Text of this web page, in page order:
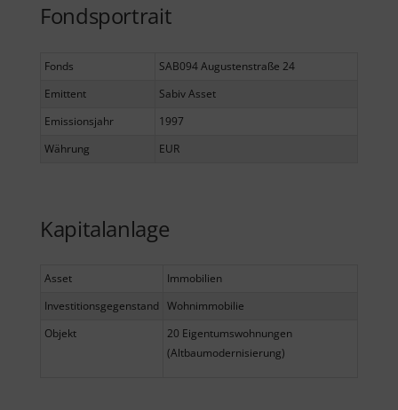
Fondsportrait
Fonds
SAB094 Augustenstraße 24
Emittent
Sabiv Asset
Emissionsjahr
1997
Währung
EUR
Kapitalanlage
Asset
Immobilien
Investitionsgegenstand Wohnimmobilie
Objekt
20 Eigentumswohnungen
(Altbaumodernisierung)